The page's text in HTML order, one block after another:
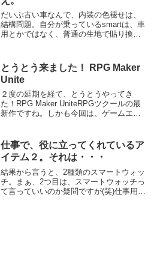
だいぶ古い車なんで、内装の色褪せは、
結構問題。自分が乗っているsmartは、車
用とかではなく、普通の生地で貼り換え
ていまします。(笑)----- べんりあつめ。--
-...
とうとう来ました！ RPG Maker
Unite
２度の延期を経て、とうとうやってき
た！RPG Maker UniteRPGツクールの最
新作ですね。しかも今回は、ゲームエン
作するといった新しい仕組み。MVから、
ブ...
仕事で、役に立ってくれているア
イテム２。それは・・・
結果から言うと、2種類のスマートウォッ
チ。まぁ、2つ目は、スマートウォッチっ
て言っていいのか疑問ですが(笑)仕事用